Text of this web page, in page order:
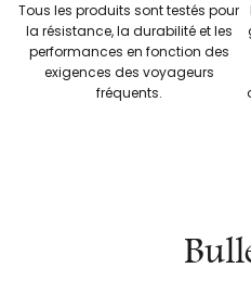
Tous les produits sont testés pour
la résistance, la durabilité et les
performances en fonction des
exigences des voyageurs
fréquents.